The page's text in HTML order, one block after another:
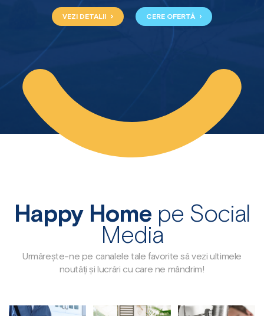
VEZI DETALII CERE OFERTĂ
Happy Home pe Social
Media
Urmărește-ne pe canalele tale favorite să vezi ultimele
noutăți și lucrări cu care ne mândrim!